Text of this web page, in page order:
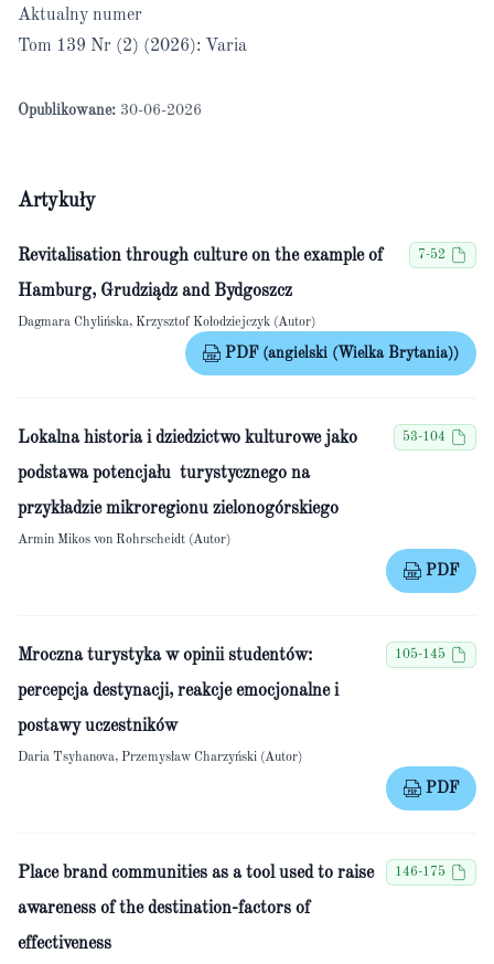
Aktualny numer
Tom 139 Nr (2) (2026): Varia
Opublikowane: 30-06-2026
Artykuły
Revitalisation through culture on the example of
Hamburg, Grudziądz and Bydgoszcz
7-52
Dagmara Chylińska, Krzysztof Kołodziejczyk (Autor)
PDF (angielski (Wielka Brytania))
Lokalna historia i dziedzictwo kulturowe jako
podstawa potencjału turystycznego na
przykładzie mikroregionu zielonogórskiego
53-104
Armin Mikos von Rohrscheidt (Autor)
PDF
Mroczna turystyka w opinii studentów:
percepcja destynacji, reakcje emocjonalne i
postawy uczestników
105-145
Daria Tsyhanova, Przemysław Charzyński (Autor)
PDF
Place brand communities as a tool used to raise
awareness of the destination-factors of
effectiveness
146-175